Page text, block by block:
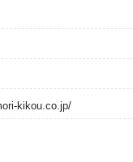
kikou.co.jp/